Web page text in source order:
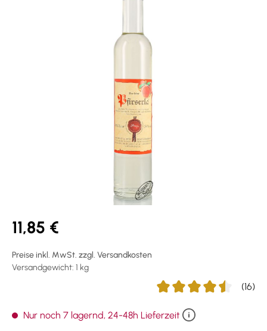
11,85 €
Preise inkl. MwSt. zzgl. Versandkosten
Versandgewicht: 1 kg
(16)
Nur noch 7 lagernd, 24-48h Lieferzeit